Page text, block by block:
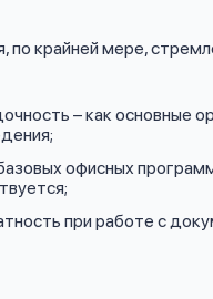
крайней мере,
– как основные
офисных
при работе с